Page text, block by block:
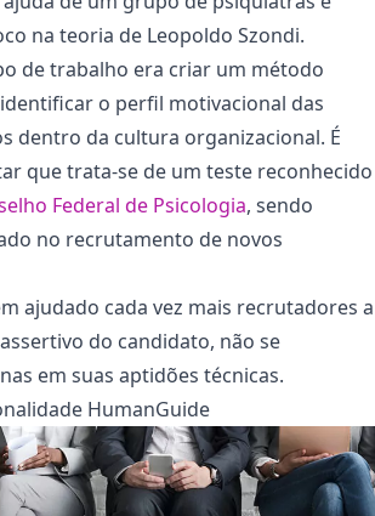
na teoria de Leopoldo Szondi.
de trabalho era criar um método
o perfil motivacional das
dentro da cultura organizacional. É
que trata-se de um teste reconhecido
Federal de Psicologia, sendo
no recrutamento de novos
ajudado cada vez mais recrutadores a
do candidato, não se
em suas aptidões técnicas.
HumanGuide